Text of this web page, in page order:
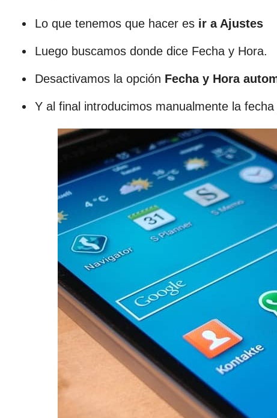
Lo que tenemos que hacer es ir a Ajustes
Luego buscamos donde dice Fecha y Hora.
Desactivamos la opción Fecha y Hora
Y al final introducimos manualmente la